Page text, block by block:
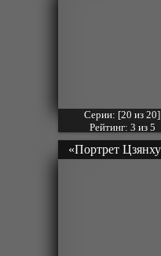
Серии: [20 из 20]
Рейтинг: 3 из 5
«Портрет